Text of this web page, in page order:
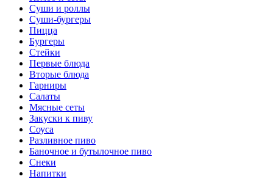
Суши и роллы
Суши-бургеры
Пицца
Бургеры
Стейки
Первые блюда
Вторые блюда
Гарниры
Салаты
Мясные сеты
Закуски к пиву
Соуса
Разливное пиво
Баночное и бутылочное пиво
Снеки
Напитки